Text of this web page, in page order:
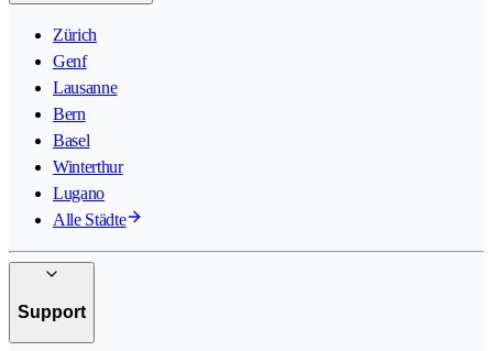
Zürich
Genf
Lausanne
Bern
Basel
Winterthur
Lugano
Alle Städte
Support